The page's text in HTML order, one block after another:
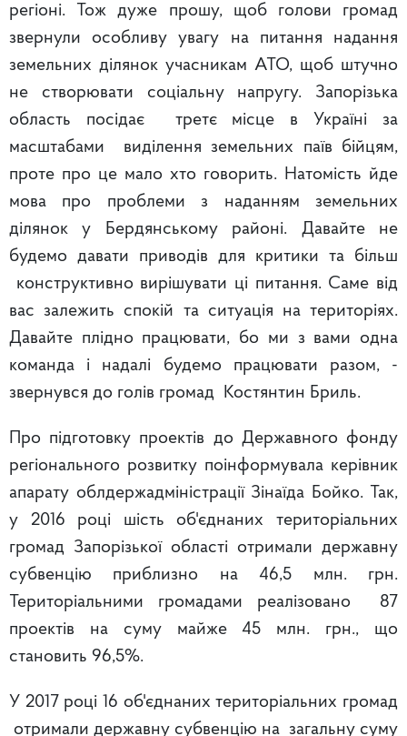
регіоні. Тож дуже прошу, щоб голови громад
звернули особливу увагу на питання надання
земельних ділянок учасникам АТО, щоб штучно
не створювати соціальну напругу. Запорізька
область посідає третє місце в Україні за
масштабами виділення земельних паїв бійцям,
проте про це мало хто говорить. Натомість йде
мова про проблеми з наданням земельних
ділянок у Бердянському районі. Давайте не
будемо давати приводів для критики та більш
конструктивно вирішувати ці питання. Саме від
вас залежить спокій та ситуація на територіях.
Давайте плідно працювати, бо ми з вами одна
команда і надалі будемо працювати разом, -
звернувся до голів громад Костянтин Бриль.
Про підготовку проектів до Державного фонду
регіонального розвитку поінформувала керівник
апарату облдержадміністрації Зінаїда Бойко. Так,
у 2016 році шість об'єднаних територіальних
громад Запорізької області отримали державну
субвенцію приблизно на 46,5 млн. грн.
Територіальними громадами реалізовано 87
проектів на суму майже 45 млн. грн., що
становить 96,5%.
У 2017 році 16 об'єднаних територіальних громад
отримали державну субвенцію на загальну суму